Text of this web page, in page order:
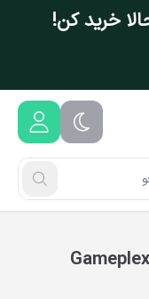
باش!
قالب گیمینگ HTML گیم پلکس Gameplex